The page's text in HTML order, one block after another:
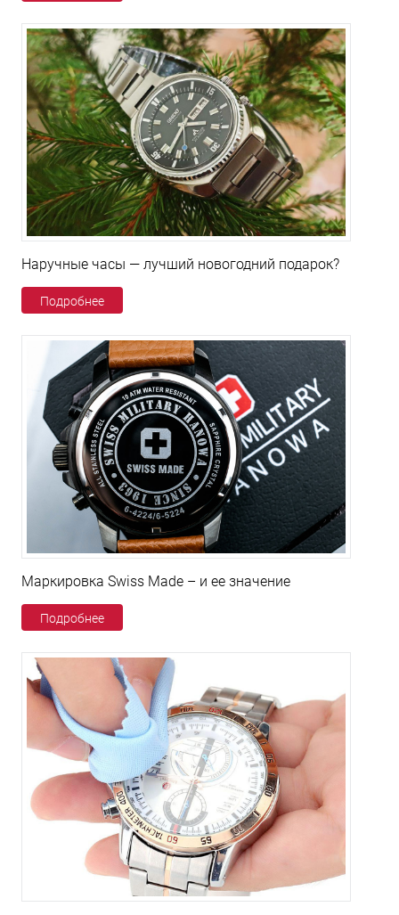
Наручные часы — лучший новогодний подарок?
Подробнее
Маркировка Swiss Made – и ее значение
Подробнее